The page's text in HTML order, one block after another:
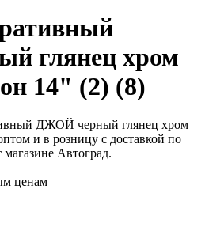
глянец хром
14" (2) (8)
ценам